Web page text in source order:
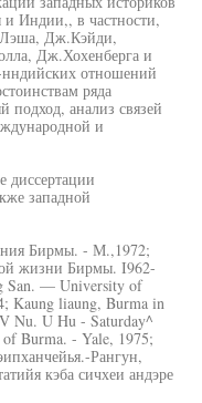
Индии,, в частности,
Дж.Кэйди,
Дж.Хохенберга и
отношений
ряда
подход, анализ связей
и
диссертации
западной
Бирмы. - М.,1972;
жизни Бирмы. I962-
San. — University of
Kaung liaung, Burma in
Nu. U Hu - Saturday^
Burma. - Yale, 1975;
Рангун,
кэба сичхеи андэре